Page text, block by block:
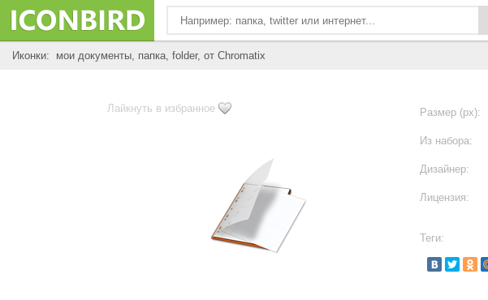
Иконки: мои документы, папка, folder, от Chromatix
Лайкнуть в избранное Размер (px):
Из набора:
Дизайнер:
Лицензия:
Теги: